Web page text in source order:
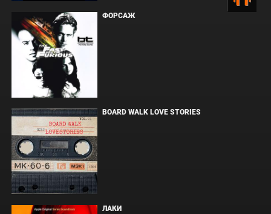
ФОРСАЖ
BOARD WALK LOVE STORIES
ЛАКИ